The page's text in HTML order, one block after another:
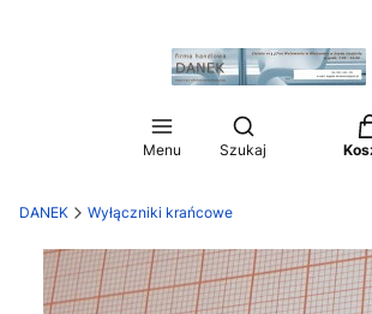
Menu
Otwórz
Szukaj
DANEK Wyłączniki krańcowe